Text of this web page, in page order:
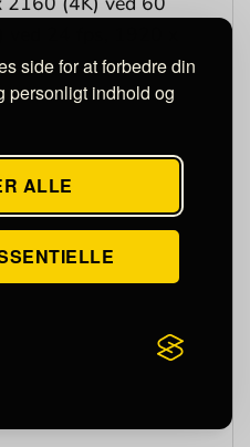
side for at forbedre din
personligt indhold og
ALLE